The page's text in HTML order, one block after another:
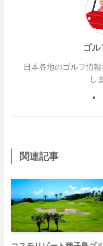
ゴル
日本各地のゴルフ情
し
関連記事